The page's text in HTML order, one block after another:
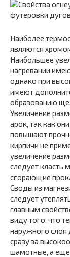
Наиболее
являются
Наибольшее
нагревании
однако при
имеют
образованию
Увеличение
арок, так как
повышают
кирпичи не
увеличение
следует класть
сгорающие
Своды из
следует
главным
виду того, что
наружного слоя
сразу за
шамотные, а еще